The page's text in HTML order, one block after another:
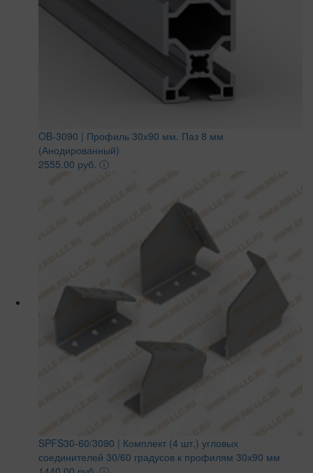
OB-3090 | Профиль 30х90 мм. Паз 8 мм
(Анодированный)
2555.00 руб. ⓘ
SPFS30-60/3090 | Комплект (4 шт.) угловых
соединителей 30/60 градусов к профилям 30х90 мм